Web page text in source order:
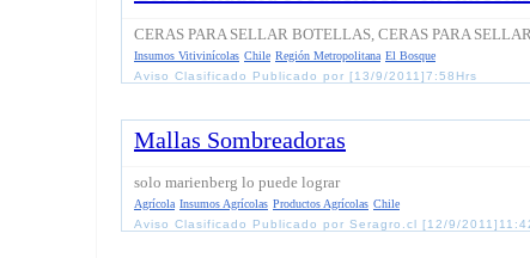
CERAS PARA SELLAR BOTELLAS, CERAS PARA
Insumos Vitivinícolas Chile Región Metropolitana El Bosque
Aviso Clasificado Publicado por [13/9/2011]7:58Hrs
Mallas Sombreadoras
solo marienberg lo puede lograr
Agrícola Insumos Agrícolas Productos Agrícolas Chile
Aviso Clasificado Publicado por Seragro.cl [12/9/